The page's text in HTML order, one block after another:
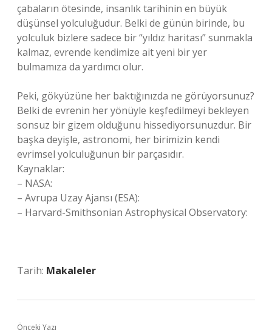
çabaların ötesinde, insanlık tarihinin en büyük
düşünsel yolculuğudur. Belki de günün birinde, bu
yolculuk bizlere sadece bir “yıldız haritası” sunmakla
kalmaz, evrende kendimize ait yeni bir yer
bulmamıza da yardımcı olur.
Peki, gökyüzüne her baktığınızda ne görüyorsunuz?
Belki de evrenin her yönüyle keşfedilmeyi bekleyen
sonsuz bir gizem olduğunu hissediyorsunuzdur. Bir
başka deyişle, astronomi, her birimizin kendi
evrimsel yolculuğunun bir parçasıdır.
Kaynaklar:
– NASA:
– Avrupa Uzay Ajansı (ESA):
– Harvard-Smithsonian Astrophysical Observatory:
Tarih: Makaleler
Önceki Yazı